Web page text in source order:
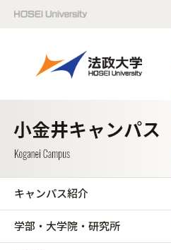
キャンパス紹介
学部・大学院・研究所